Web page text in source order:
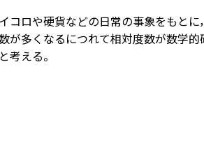
コロや硬貨などの日常の事象をもと
が多くなるにつれて相対度数が数学
考える。